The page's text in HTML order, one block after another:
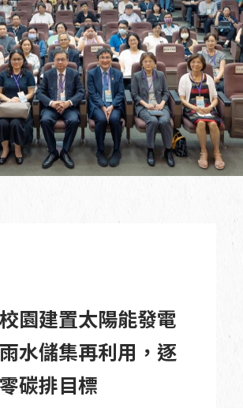
園建置太陽能發電
水儲集再利用，逐
碳排目標